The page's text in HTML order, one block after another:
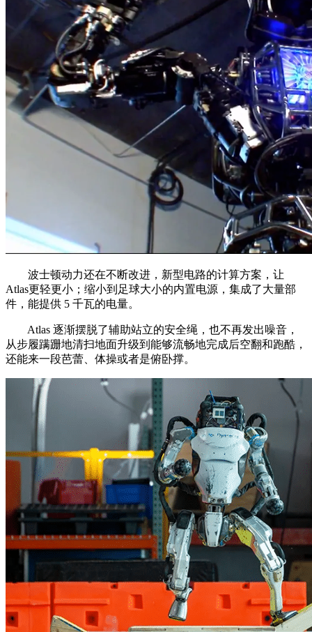
波士顿动力还在不断改进，新型电路的计算方案，让
Atlas更轻更小；缩小到足球大小的内置电源，集成了大量部
件，能提供 5 千瓦的电量。
Atlas 逐渐摆脱了辅助站立的安全绳，也不再发出噪音，
从步履蹒跚地清扫地面升级到能够流畅地完成后空翻和跑酷，
还能来一段芭蕾、体操或者是俯卧撑。